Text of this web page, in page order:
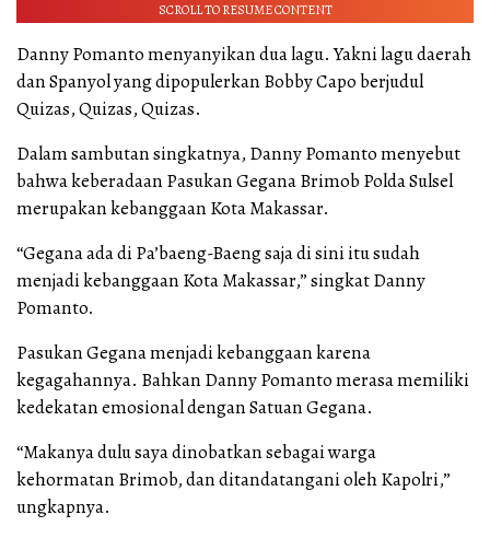
SCROLL TO RESUME CONTENT
Danny Pomanto menyanyikan dua lagu. Yakni lagu daerah
dan Spanyol yang dipopulerkan Bobby Capo berjudul
Quizas, Quizas, Quizas.
Dalam sambutan singkatnya, Danny Pomanto menyebut
bahwa keberadaan Pasukan Gegana Brimob Polda Sulsel
merupakan kebanggaan Kota Makassar.
“Gegana ada di Pa’baeng-Baeng saja di sini itu sudah
menjadi kebanggaan Kota Makassar,” singkat Danny
Pomanto.
Pasukan Gegana menjadi kebanggaan karena
kegagahannya. Bahkan Danny Pomanto merasa memiliki
kedekatan emosional dengan Satuan Gegana.
“Makanya dulu saya dinobatkan sebagai warga
kehormatan Brimob, dan ditandatangani oleh Kapolri,”
ungkapnya.